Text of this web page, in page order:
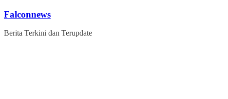
Skip
content
Falconnews
Berita Terkini dan Terupdate